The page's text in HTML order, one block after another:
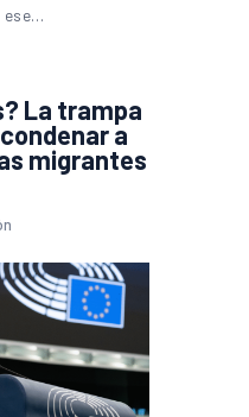
ese…
La trampa
a
migrantes